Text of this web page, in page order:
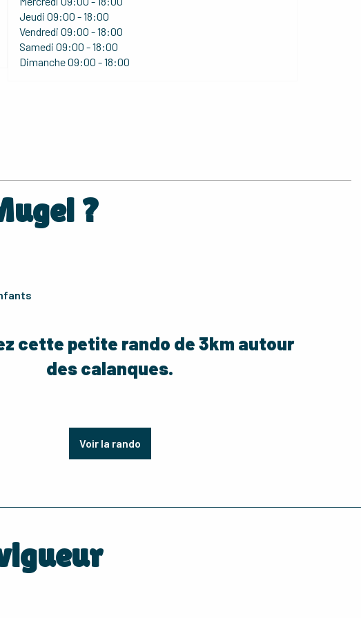
Jeudi 09:00 - 18:00
Vendredi 09:00 - 18:00
Samedi 09:00 - 18:00
Dimanche09:00 - 18:00
?
cette petite rando de 3km autour
des calanques.
Voir la rando